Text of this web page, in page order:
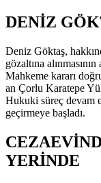
DENİZ
Deniz Göktaş,
gözaltına
Mahkeme kararı
an Çorlu Karatepe
Hukuki süreç devam
geçirmeye başladı.
YERİNDE